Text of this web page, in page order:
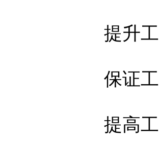
提升工
保证工
提高工